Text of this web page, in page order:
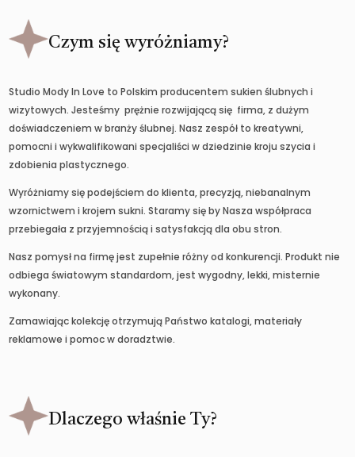
Czym się wyróżniamy?
Studio Mody In Love to Polskim producentem sukien ślubnych i
wizytowych. Jesteśmy prężnie rozwijającą się firma, z dużym
doświadczeniem w branży ślubnej. Nasz zespół to kreatywni,
pomocni i wykwalifikowani specjaliści w dziedzinie kroju szycia i
zdobienia plastycznego.
Wyróżniamy się podejściem do klienta, precyzją, niebanalnym
wzornictwem i krojem sukni. Staramy się by Nasza współpraca
przebiegała z przyjemnością i satysfakcją dla obu stron.
Nasz pomysł na firmę jest zupełnie różny od konkurencji. Produkt nie
odbiega światowym standardom, jest wygodny, lekki, misternie
wykonany.
Zamawiając kolekcję otrzymują Państwo katalogi, materiały
reklamowe i pomoc w doradztwie.
Dlaczego właśnie Ty?